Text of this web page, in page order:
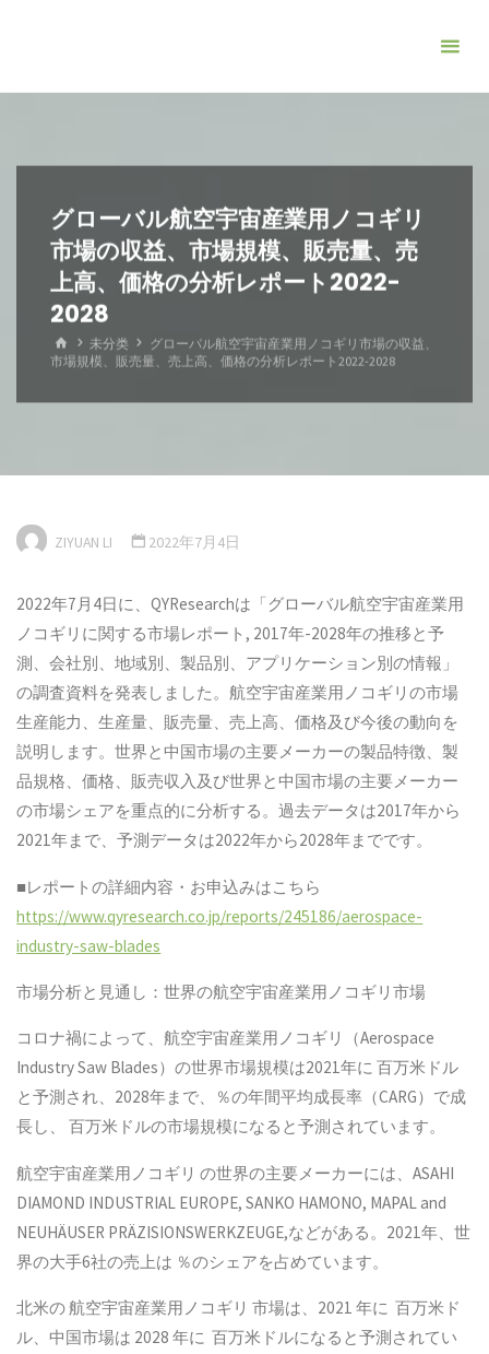
グローバル航空宇宙産業用ノコギリ
市場の収益、市場規模、販売量、売
上高、価格の分析レポート2022-
2028
ホ
ー
未分类
グローバル航空宇宙産業用ノコギリ市場の収益、
市場規模、販売量、売上高、価格の分析レポート2022-2028
ZIYUAN LI 2022年7月4日
2022年7月4日に、QYResearchは「グローバル航空宇宙産業用
ノコギリに関する市場レポート, 2017年-2028年の推移と予
測、会社別、地域別、製品別、アプリケーション別の情報」
の調査資料を発表しました。航空宇宙産業用ノコギリの市場
生産能力、生産量、販売量、売上高、価格及び今後の動向を
説明します。世界と中国市場の主要メーカーの製品特徴、製
品規格、価格、販売収入及び世界と中国市場の主要メーカー
の市場シェアを重点的に分析する。過去データは2017年から
2021年まで、予測データは2022年から2028年までです。
■レポートの詳細内容・お申込みはこちら
https://www.qyresearch.co.jp/reports/245186/aerospace-
industry-saw-blades
市場分析と見通し：世界の航空宇宙産業用ノコギリ市場
コロナ禍によって、航空宇宙産業用ノコギリ（Aerospace
Industry Saw Blades）の世界市場規模は2021年に 百万米ドル
と予測され、2028年まで、％の年間平均成長率（CARG）で成
長し、 百万米ドルの市場規模になると予測されています。
航空宇宙産業用ノコギリ の世界の主要メーカーには、ASAHI
DIAMOND INDUSTRIAL EUROPE, SANKO HAMONO, MAPAL and
NEUHÄUSER PRÄZISIONSWERKZEUGE,などがある。2021年、世
界の大手6社の売上は ％のシェアを占めています。
北米の 航空宇宙産業用ノコギリ 市場は、2021 年に 百万米ド
ル、中国市場は 2028 年に 百万米ドルになると予測されてい